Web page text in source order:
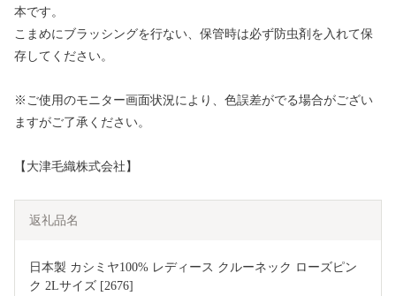
本です。
こまめにブラッシングを行ない、保管時は必ず防虫剤を入れて保
存してください。
※ご使用のモニター画面状況により、色誤差がでる場合がござい
ますがご了承ください。
【大津毛織株式会社】
返礼品名
日本製 カシミヤ100% レディース クルーネック ローズピン
ク 2Lサイズ [2676]